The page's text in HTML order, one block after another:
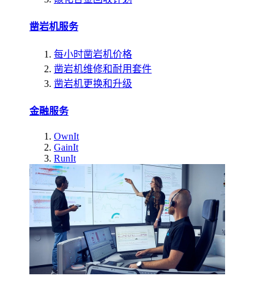
凿岩机服务
每小时凿岩机价格
凿岩机维修和耐用套件
凿岩机更换和升级
金融服务
OwnIt
GainIt
RunIt